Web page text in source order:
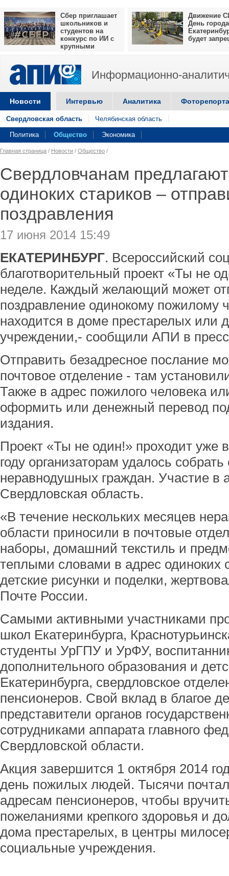
Сбер приглашает
школьников и
студентов на
конкурс по ИИ с
крупными
Движение
День города
будет
Информационно-
Новости Интервью Аналитика
Свердловская область Челябинская область
Политика Общество Экономика
Главная страница / Новости / Общество /
Свердловчанам
одиноких стариков –
поздравления
17 июня 2014 15:49
ЕКАТЕРИНБУРГ. Всероссийский
благотворительный проект «Ты не
неделе. Каждый желающий может
поздравление одинокому пожилому
находится в доме престарелых или
учреждении,- сообщили АПИ в
Отправить безадресное послание
почтовое отделение - там
Также в адрес пожилого человека
оформить или денежный перевод
издания.
Проект «Ты не один!» проходит уже
году организаторам удалось
неравнодушных граждан. Участие в
Свердловская область.
«В течение нескольких месяцев
области приносили в почтовые
наборы, домашний текстиль и
теплыми словами в адрес одиноких
детские рисунки и поделки,
Почте России.
Самыми активными участниками
школ Екатеринбурга,
студенты УрГПУ и УрФУ,
дополнительного образования и
Екатеринбурга, свердловское
пенсионеров. Свой вклад в благое
представители органов
сотрудниками аппарата главного
Свердловской области.
Акция завершится 1 октября 2014
день пожилых людей. Тысячи
адресам пенсионеров, чтобы
пожеланиями крепкого здоровья и
дома престарелых, в центры
социальные учреждения.